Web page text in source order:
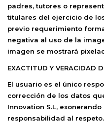
padres, tutores o
titulares del ejercicio de
previo requerimiento
negativa al uso de la
imagen se mostrará
EXACTITUD Y VERACIDAD
El usuario es el único
corrección de los datos
Innovation S.L,
responsabilidad al